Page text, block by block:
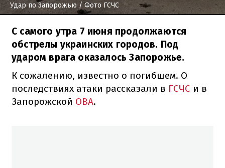
Удар по Запорожью / Фото ГСЧС
С самого утра 7 июня продолжаются
обстрелы украинских городов. Под
ударом врага оказалось Запорожье.
К сожалению, известно о погибшем. О
последствиях атаки рассказали в ГСЧС и в
Запорожской ОВА.